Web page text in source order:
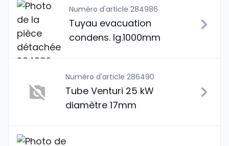
Numéro d'article 284986
Tuyau evacuation
condens. lg.1000mm
Numéro d'article 286490
Tube Venturi 25 kW
diamètre 17mm